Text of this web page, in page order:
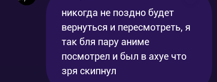
никогда не поздно будет
вернуться и пересмотреть, я
так бля пару аниме
посмотрел и был в ахуе что
зря скипнул